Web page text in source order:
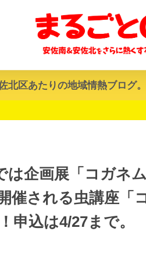
北区あたりの地域情熱ブログ
は企画展「コガネ
催される虫講座「
申込は4/27まで。